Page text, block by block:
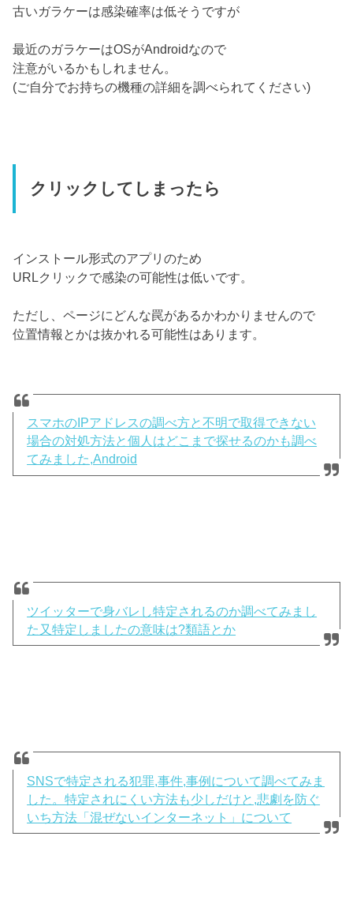
古いガラケーは感染確率は低そうですが
最近のガラケーはOSがAndroidなので
注意がいるかもしれません。
(ご自分でお持ちの機種の詳細を調べられてください)
クリックしてしまったら
インストール形式のアプリのため
URLクリックで感染の可能性は低いです。
ただし、ページにどんな罠があるかわかりませんので
位置情報とかは抜かれる可能性はあります。
スマホのIPアドレスの調べ方と不明で取得できない
場合の対処方法と個人はどこまで探せるのかも調べ
てみました,Android
ツイッターで身バレし特定されるのか調べてみまし
た又特定しましたの意味は?類語とか
SNSで特定される犯罪,事件,事例について調べてみま
した。特定されにくい方法も少しだけと,悲劇を防ぐ
いち方法「混ぜないインターネット」について